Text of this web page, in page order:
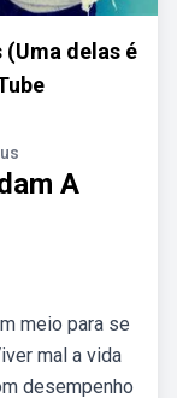
(Uma delas é
A
meio para se
mal a vida
desempenho